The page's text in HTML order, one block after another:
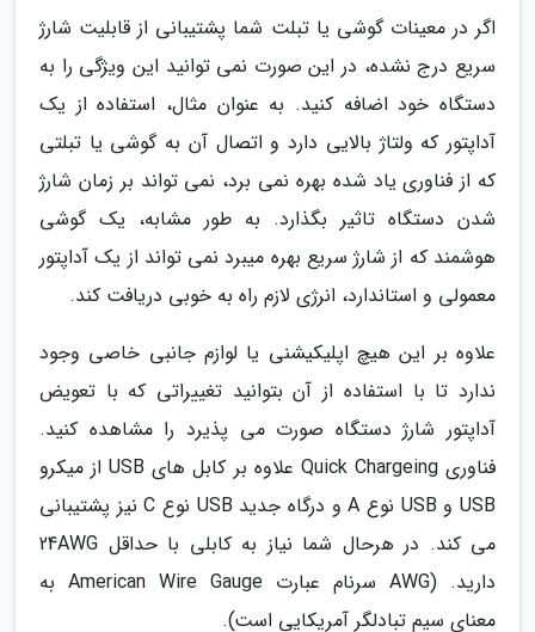
اگر در معینات گوشی یا تبلت شما پشتیبانی از قابلیت شارژ
سریع درج نشده، در این صورت نمی توانید این ویژگی را به
دستگاه خود اضافه کنید. به عنوان مثال، استفاده از یک
آداپتور که ولتاژ بالایی دارد و اتصال آن به گوشی یا تبلتی
که از فناوری یاد شده بهره نمی برد، نمی تواند بر زمان شارژ
شدن دستگاه تاثیر بگذارد. به طور مشابه، یک گوشی
هوشمند که از شارژ سریع بهره میبرد نمی تواند از یک آداپتور
معمولی و استاندارد، انرژی لازم راه به خوبی دریافت کند.
علاوه بر این هیچ اپلیکیشنی یا لوازم جانبی خاصی وجود
ندارد تا با استفاده از آن بتوانید تغییراتی که با تعویض
آداپتور شارژ دستگاه صورت می پذیرد را مشاهده کنید.
فناوری Quick Chargeing علاوه بر کابل های USB از میکرو
USB و USB نوع A و درگاه جدید USB نوع C نیز پشتیبانی
می کند. در هرحال شما نیاز به کابلی با حداقل 24AWG
دارید. (AWG سرنام عبارت American Wire Gauge به
معنای سیم تبادلگر آمریکایی است).